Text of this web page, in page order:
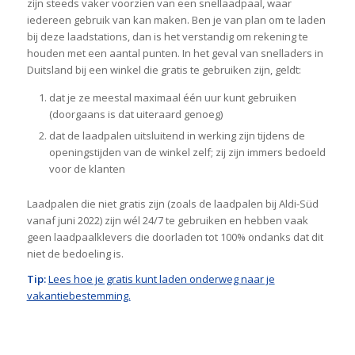
zijn steeds vaker voorzien van een snellaadpaal, waar
iedereen gebruik van kan maken. Ben je van plan om te laden
bij deze laadstations, dan is het verstandig om rekening te
houden met een aantal punten. In het geval van snelladers in
Duitsland bij een winkel die gratis te gebruiken zijn, geldt:
dat je ze meestal maximaal één uur kunt gebruiken
(doorgaans is dat uiteraard genoeg)
dat de laadpalen uitsluitend in werking zijn tijdens de
openingstijden van de winkel zelf; zij zijn immers bedoeld
voor de klanten
Laadpalen die niet gratis zijn (zoals de laadpalen bij Aldi-Süd
vanaf juni 2022) zijn wél 24/7 te gebruiken en hebben vaak
geen laadpaalklevers die doorladen tot 100% ondanks dat dit
niet de bedoeling is.
Tip:Lees hoe je gratis kunt laden onderweg naar je
vakantiebestemming.